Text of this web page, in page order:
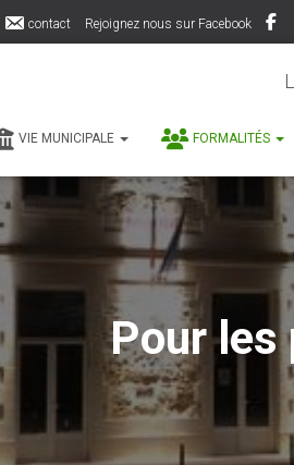
contact Rejoignez nous sur Facebook
VIE MUNICIPALE FORMALITÉS
Pour